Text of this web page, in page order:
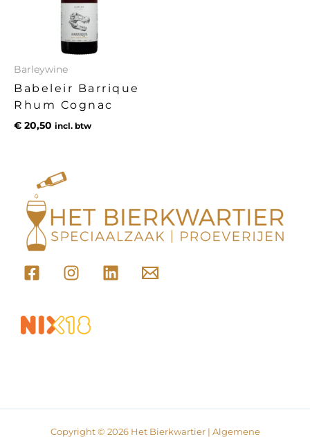
Barleywine
Babeleir Barrique
Rhum Cognac
€ 20,50 incl. btw
Copyright © 2026 Het Bierkwartier | Algemene